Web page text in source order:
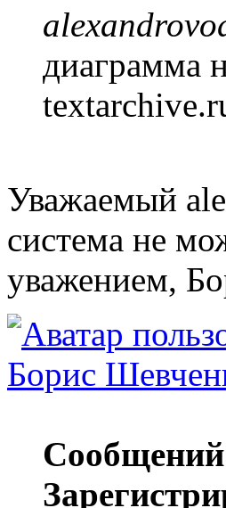
диаграмма
Уважаемый
система не
уважением,
Борис